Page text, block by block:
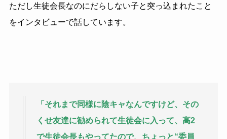
ただし生徒会長なのにだらしない子と突っ込まれたこと
をインタビューで話しています。
「それまで同様に陰キャなんですけど、その
くせ友達に勧められて生徒会に入って、高2
で生徒会長もやってたので、ちょっと“委員